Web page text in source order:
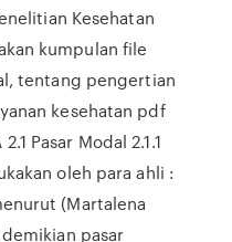
Kesehatan
kumpulan file
tentang pengertian
kesehatan pdf
Pasar Modal 2.1.1
oleh para ahli :
(Martalena
pasar